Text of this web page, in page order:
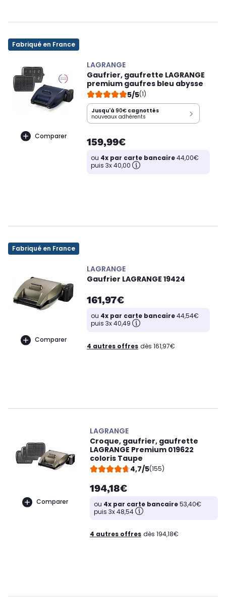
Fabriqué en France
Comparer
LAGRANGE
Gaufrier, gaufrette LAGRANGE
premium gaufres bleu abysse
5/5(1)
Jusqu'à 90€ cagnottés
nouveaux adhérents
159,99€
ou 4x par carte bancaire44,00€
puis 3x 40,00
Fabriqué en France
Comparer
LAGRANGE
Gaufrier LAGRANGE 19424
161,97€
ou 4x par carte bancaire44,54€
puis 3x 40,49
4 autres offres dès 161,97€
Comparer
LAGRANGE
Croque, gaufrier, gaufrette
LAGRANGE Premium 019622
coloris Taupe
4,7/5(155)
194,18€
ou 4x par carte bancaire53,40€
puis 3x 48,54
4 autres offres dès 194,18€